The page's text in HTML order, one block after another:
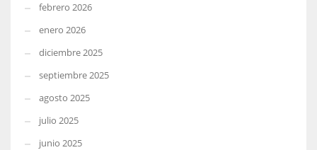
febrero 2026
enero 2026
diciembre 2025
septiembre 2025
agosto 2025
julio 2025
junio 2025